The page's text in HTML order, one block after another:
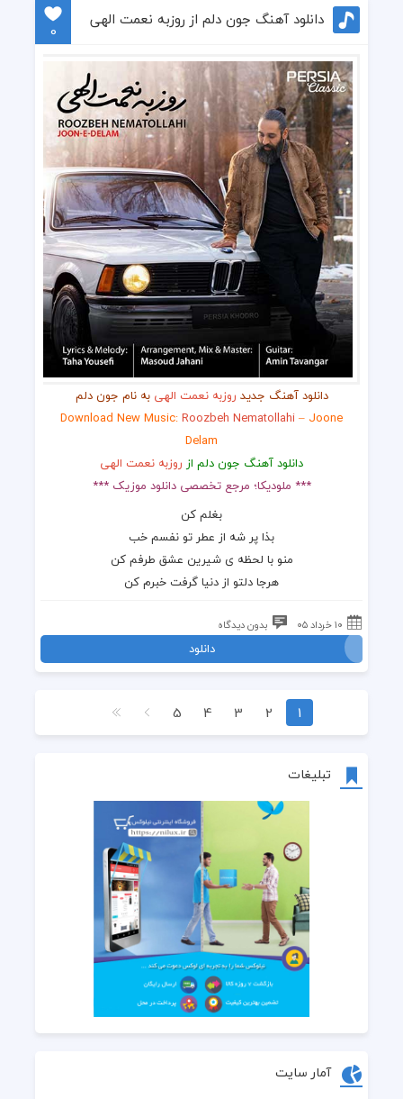
تبلیغات
آمار سایت
دانلود آهنگ جون دلم از روزبه نعمت الهی
0
دانلود آهنگ جدید روزبه نعمت الهی به نام جون دلم
Download New Music:Roozbeh Nematollahi– Joone
Delam
دانلود آهنگ جون دلم از روزبه نعمت الهی
*** ملودیکا؛ مرجع تخصصی دانلود موزیک ***
بغلم کن
بذا پر شه از عطر تو نفسم خب
منو با لحظه ی شیرین عشق طرفم کن
هرجا دلتو از دنیا گرفت خبرم کن
۱۰ خرداد ۰۵ بدون دیدگاه
دانلود
1
2
3
4
5